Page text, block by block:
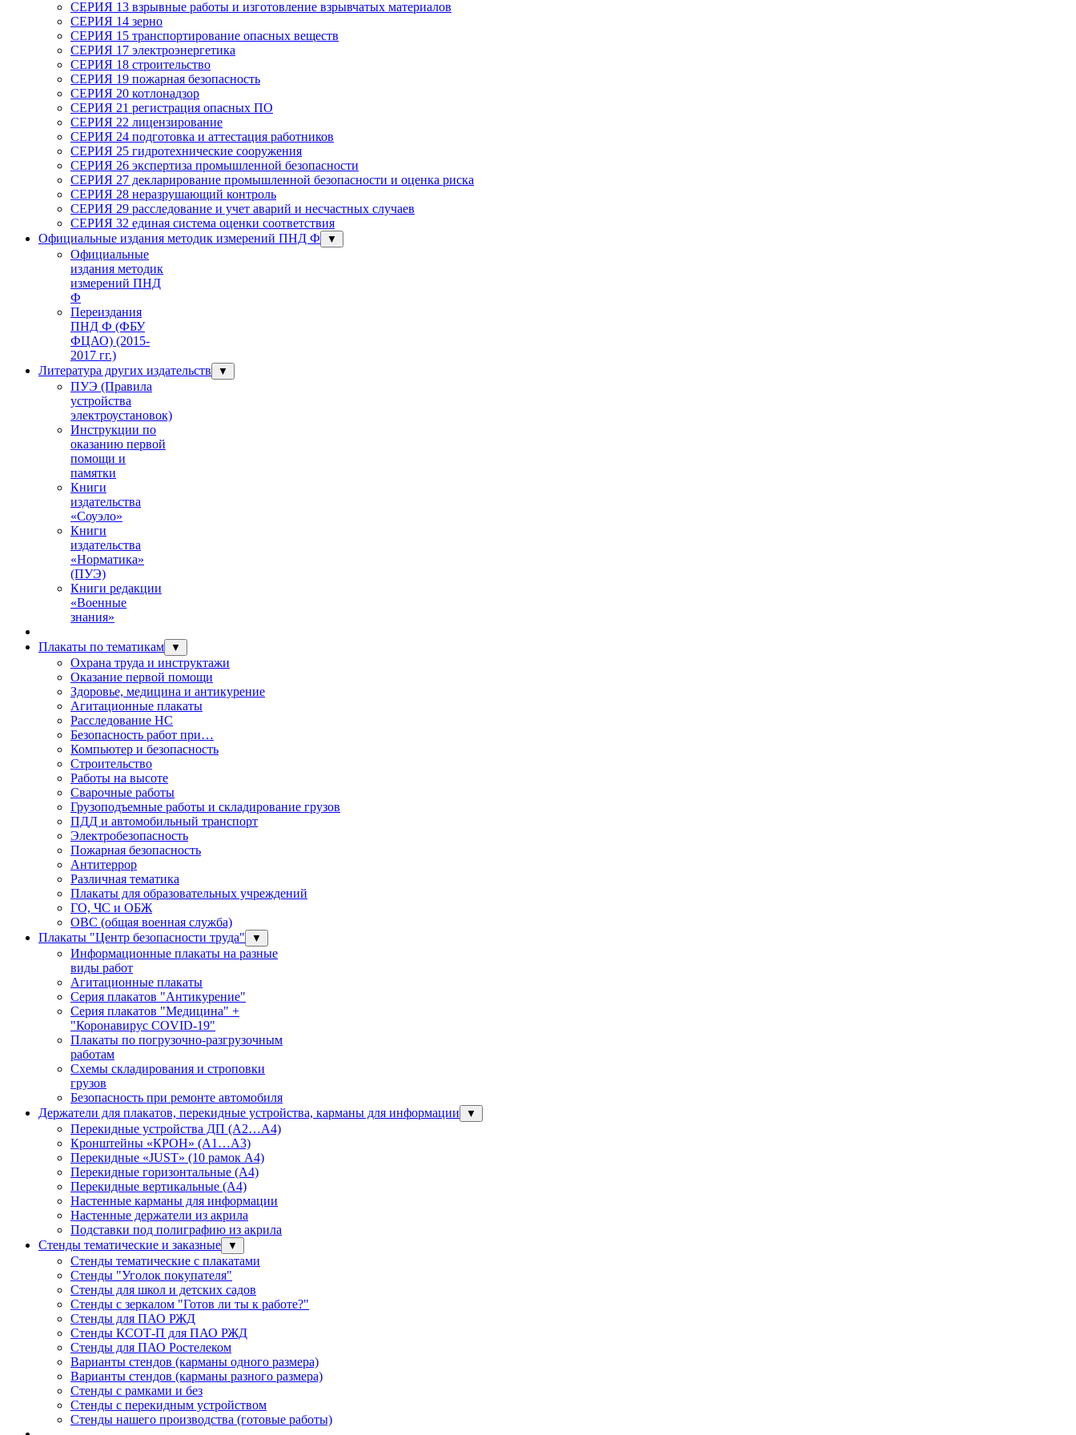
СЕРИЯ 13 взрывные работы и изготовление взрывчатых материалов
СЕРИЯ 14 зерно
СЕРИЯ 15 транспортирование опасных веществ
СЕРИЯ 17 электроэнергетика
СЕРИЯ 18 строительство
СЕРИЯ 19 пожарная безопасность
СЕРИЯ 20 котлонадзор
СЕРИЯ 21 регистрация опасных ПО
СЕРИЯ 22 лицензирование
СЕРИЯ 24 подготовка и аттестация работников
СЕРИЯ 25 гидротехнические сооружения
СЕРИЯ 26 экспертиза промышленной безопасности
СЕРИЯ 27 декларирование промышленной безопасности и оценка риска
СЕРИЯ 28 неразрушающий контроль
СЕРИЯ 29 расследование и учет аварий и несчастных случаев
СЕРИЯ 32 единая система оценки соответствия
Официальные издания методик измерений ПНД Ф
▼
Официальные
издания методик
измерений ПНД
Ф
Переиздания
ПНД Ф (ФБУ
ФЦАО) (2015-
2017 гг.)
Литература других издательств
▼
ПУЭ (Правила
устройства
электроустановок)
Инструкции по
оказанию первой
помощи и
памятки
Книги
издательства
«Соуэло»
Книги
издательства
«Норматика»
(ПУЭ)
Книги редакции
«Военные
знания»
Плакаты по тематикам ▼
Охрана труда и инструктажи
Оказание первой помощи
Здоровье, медицина и антикурение
Агитационные плакаты
Расследование НС
Безопасность работ при…
Компьютер и безопасность
Строительство
Работы на высоте
Сварочные работы
Грузоподъемные работы и складирование грузов
ПДД и автомобильный транспорт
Электробезопасность
Пожарная безопасность
Антитеррор
Различная тематика
Плакаты для образовательных учреждений
ГО, ЧС и ОБЖ
ОВС (общая военная служба)
Плакаты "Центр безопасности труда"
▼
Информационные плакаты на разные
виды работ
Агитационные плакаты
Серия плакатов "Антикурение"
Серия плакатов "Медицина" +
"Коронавирус COVID-19"
Плакаты по погрузочно-разгрузочным
работам
Схемы складирования и строповки
грузов
Безопасность при ремонте автомобиля
Держатели для плакатов, перекидные устройства, карманы для информации
▼
Перекидные устройства ДП (А2…А4)
Кронштейны «КРОН» (А1…А3)
Перекидные «JUST» (10 рамок А4)
Перекидные горизонтальные (А4)
Перекидные вертикальные (А4)
Настенные карманы для информации
Настенные держатели из акрила
Подставки под полиграфию из акрила
Стенды тематические и заказные
▼
Стенды тематические с плакатами
Стенды "Уголок покупателя"
Стенды для школ и детских садов
Стенды с зеркалом "Готов ли ты к работе?"
Стенды для ПАО РЖД
Стенды КСОТ-П для ПАО РЖД
Стенды для ПАО Ростелеком
Варианты стендов (карманы одного размера)
Варианты стендов (карманы разного размера)
Стенды с рамками и без
Стенды с перекидным устройством
Стенды нашего производства (готовые работы)